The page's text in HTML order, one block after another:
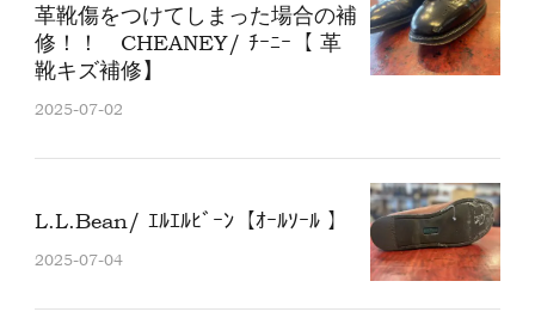
革靴傷をつけてしまった場合の補
修！！ CHEANEY/ ﾁｰﾆｰ【 革
靴キズ補修】
2025-07-02
L.L.Bean/ ｴﾙｴﾙﾋﾞｰﾝ【ｵｰﾙｿｰﾙ 】
2025-07-04